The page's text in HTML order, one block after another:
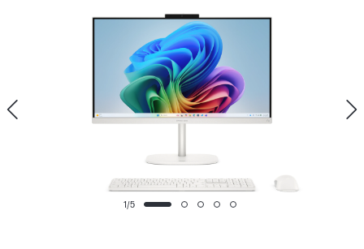
1/5